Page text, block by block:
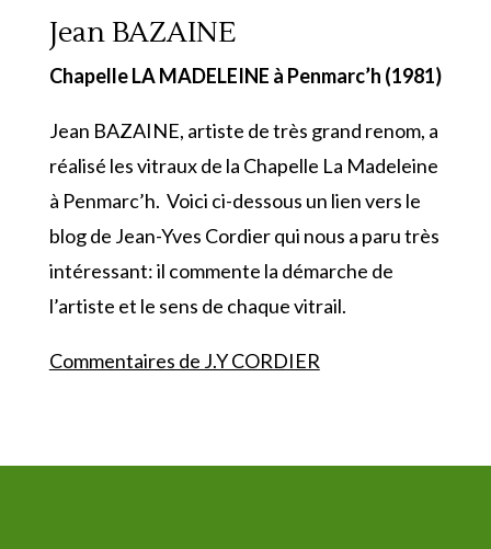
Jean BAZAINE
Chapelle LA MADELEINE à Penmarc’h (1981)
Jean BAZAINE, artiste de très grand renom, a
réalisé les vitraux de la Chapelle La Madeleine
à Penmarc’h. Voici ci-dessous un lien vers le
blog de Jean-Yves Cordier qui nous a paru très
intéressant: il commente la démarche de
l’artiste et le sens de chaque vitrail.
Commentaires de J.Y CORDIER